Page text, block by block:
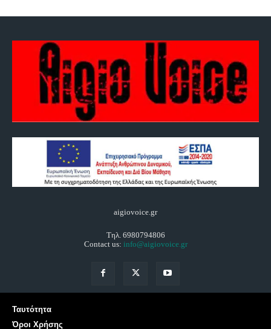
aigiovoice.gr
Τηλ. 6980794806
Contact us: info@aigiovoice.gr
Ταυτότητα
Όροι Χρήσης